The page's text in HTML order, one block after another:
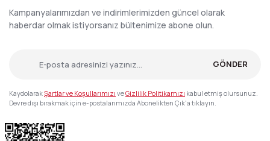
Kampanyalarımızdan ve indirimlerimizden güncel olarak
haberdar olmak istiyorsanız bültenimize abone olun.
GÖNDER
KaydolarakŞartlar ve Koşullarımızı veGizlilik Politikamızı kabul etmiş olursunuz.
Devre dışı bırakmak için e-postalarımızda Abonelikten Çık'a tıklayın.